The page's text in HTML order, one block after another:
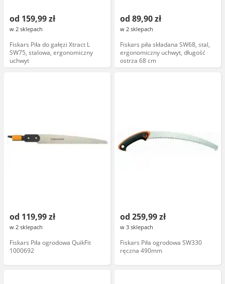
od 159,99 zł
w 2 sklepach
Fiskars Piła do gałęzi Xtract L
SW75, stalowa, ergonomiczny
uchwyt
od 89,90 zł
w 2 sklepach
Fiskars piła składana SW68, stal,
ergonomiczny uchwyt, długość
ostrza 68 cm
od 119,99 zł
w 2 sklepach
Fiskars Piła ogrodowa QuikFit
1000692
od 259,99 zł
w 3 sklepach
Fiskars Piła ogrodowa SW330
ręczna 490mm